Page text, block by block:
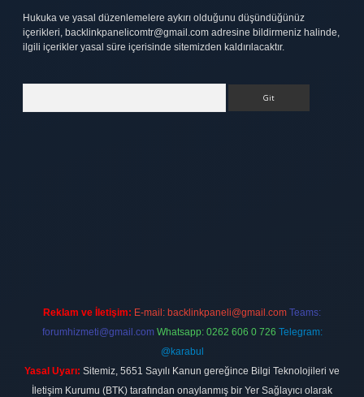
Hukuka ve yasal düzenlemelere aykırı olduğunu düşündüğünüz
içerikleri, backlinkpanelicomtr@gmail.com adresine bildirmeniz halinde,
ilgili içerikler yasal süre içerisinde sitemizden kaldırılacaktır.
Reklam ve İletişim: E-mail: backlinkpaneli@gmail.com Teams:
forumhizmeti@gmail.com Whatsapp: 0262 606 0 726 Telegram:
@karabul
Yasal Uyarı: Sitemiz, 5651 Sayılı Kanun gereğince Bilgi Teknolojileri ve
İletişim Kurumu (BTK) tarafından onaylanmış bir Yer Sağlayıcı olarak